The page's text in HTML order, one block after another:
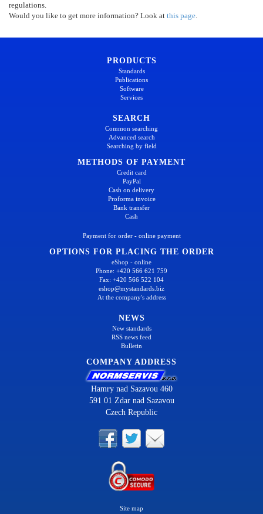
regulations.
Would you like to get more information? Look at this page.
PRODUCTS
Standards
Publications
Software
Services
SEARCH
Common searching
Advanced search
Searching by field
METHODS OF PAYMENT
Credit card
PayPal
Cash on delivery
Proforma invoice
Bank transfer
Cash
Payment for order - online payment
OPTIONS FOR PLACING THE ORDER
eShop - online
Phone: +420 566 621 759
Fax: +420 566 522 104
eshop@mystandards.biz
At the company's address
NEWS
New standards
RSS news feed
Bulletin
COMPANY ADDRESS
Hamry nad Sazavou 460
591 01 Zdar nad Sazavou
Czech Republic
Site map